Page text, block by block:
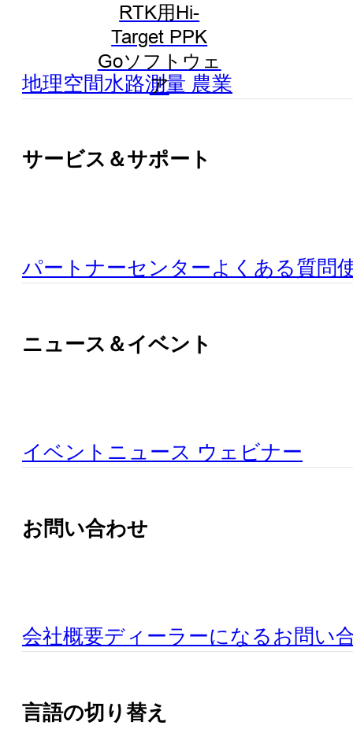
RTK用Hi-
Target PPK
Goソフトウェ
ア
地理空間水路測量 農業
サービス＆サポート
パートナーセンターよくある質問
ニュース＆イベント
イベント ニュース ウェビナー
お問い合わせ
会社概要ディーラーになるお問い
言語の切り替え